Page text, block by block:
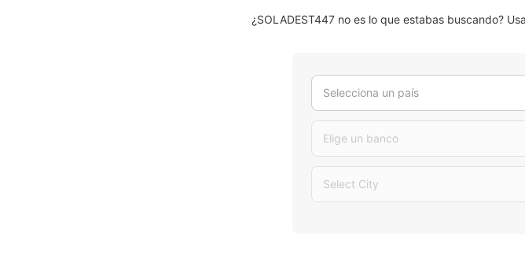
¿SOLADEST447 no es lo que estabas buscando?
Selecciona un país
Elige un banco
Select City